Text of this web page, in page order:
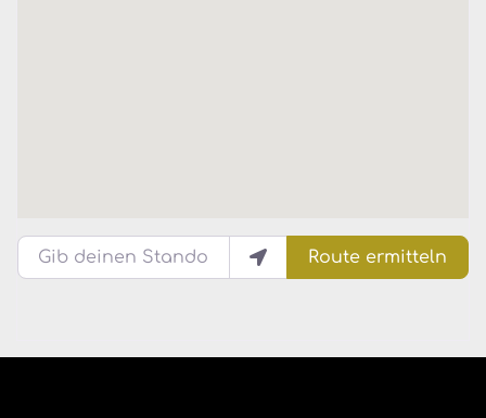
Gib deinen Standort ein.
Route ermitteln